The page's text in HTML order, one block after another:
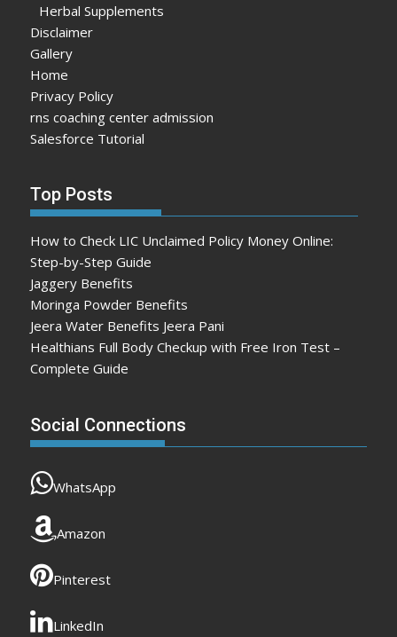
Herbal Supplements
Disclaimer
Gallery
Home
Privacy Policy
rns coaching center admission
Salesforce Tutorial
Top Posts
How to Check LIC Unclaimed Policy Money Online:
Step-by-Step Guide
Jaggery Benefits
Moringa Powder Benefits
Jeera Water Benefits Jeera Pani
Healthians Full Body Checkup with Free Iron Test –
Complete Guide
Social Connections
WhatsApp
Amazon
Pinterest
LinkedIn